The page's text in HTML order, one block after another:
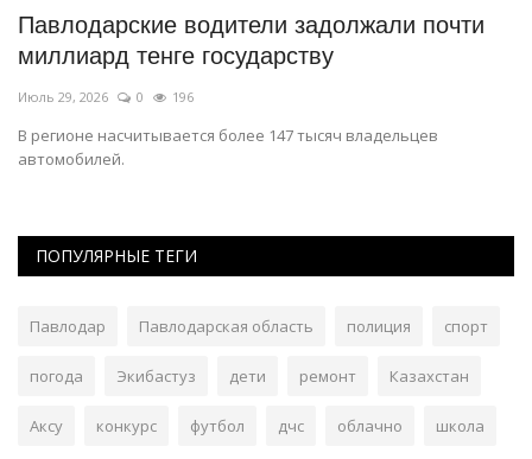
Павлодарские водители задолжали почти
миллиард тенге государству
Июль 29, 2026 0 196
В регионе насчитывается более 147 тысяч владельцев
автомобилей.
ПОПУЛЯРНЫЕ ТЕГИ
Павлодар Павлодарская область полиция спорт
погода Экибастуз дети ремонт Казахстан
Аксу конкурс футбол дчс облачно школа